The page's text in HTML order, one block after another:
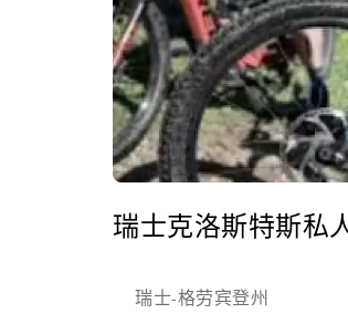
瑞士克洛斯特斯私
瑞士-格劳宾登州